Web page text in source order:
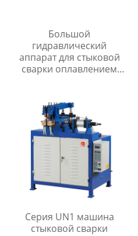
Большой
гидравлический
аппарат для стыковой
сварки оплавлением
Серия UN1 машина
стыковой сварки